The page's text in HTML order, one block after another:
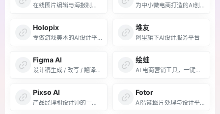
在线图片编辑与海报制作工具 为中小微电商打造的AI创作平台
Holopix
专做游戏美术的AI设计平台
堆友
阿里旗下AI设计服务平台
Figma AI
设计稿生成 / 改写 / 翻译一体
绘蛙
AI 电商营销工具，一键生成商品图
Pixso AI
产品经理和设计师的一体化协作平台
Fotor
AI智能图片处理与设计平台